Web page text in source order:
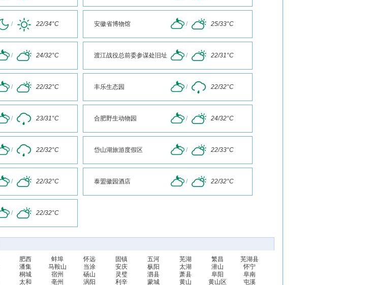
/ 22/34°C 安徽省博物馆 / 25/33°C
/ 24/32°C 渡江战役总前委参谋处旧址 / 22/31°C
/ 22/32°C 丰乐生态园 / 22/32°C
/ 23/31°C 合肥野生动物园 / 24/32°C
/ 22/32°C 岱山湖旅游度假区 / 22/33°C
/ 22/32°C 泰盟徽园酒店 / 22/32°C
/ 22/32°C
肥西 蚌埠 怀远 固镇 五河 芜湖 繁昌
芜湖县
潘集 马鞍山 当涂 安庆 枞阳 太湖 潜山
怀宁
桐城 宿州 砀山 灵璧 泗县 萧县 阜阳
阜南
太和 亳州 涡阳 利辛 蒙城 黄山 黄山区
屯溪